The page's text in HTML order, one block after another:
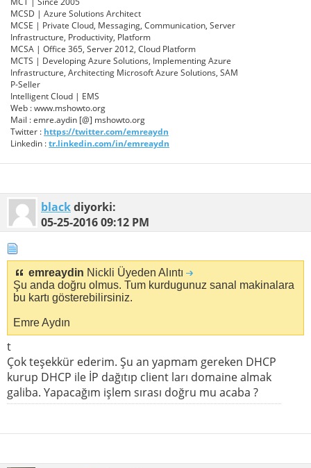
MCSD | Azure Solutions Architect
MCSE | Private Cloud, Messaging, Communication, Server
Infrastructure, Productivity, Platform
MCSA | Office 365, Server 2012, Cloud Platform
MCTS | Developing Azure Solutions, Implementing Azure
Infrastructure, Architecting Microsoft Azure Solutions, SAM
P-Seller
Intelligent Cloud | EMS
Web : www.mshowto.org
Mail : emre.aydin [@] mshowto.org
Twitter : https://twitter.com/emreaydn
Linkedin :tr.linkedin.com/in/emreaydn
blackdiyorki:
05-25-201609:12 PM
emreaydin Nickli Üyeden Alıntı
Şu anda doğru olmus. Tum kurdugunuz sanal makinalara
bu kartı gösterebilirsiniz.
Emre Aydın
t
Çok teşekkür ederim. Şu an yapmam gereken DHCP
kurup DHCP ile İP dağıtıp client ları domaine almak
galiba. Yapacağım işlem sırası doğru mu acaba ?